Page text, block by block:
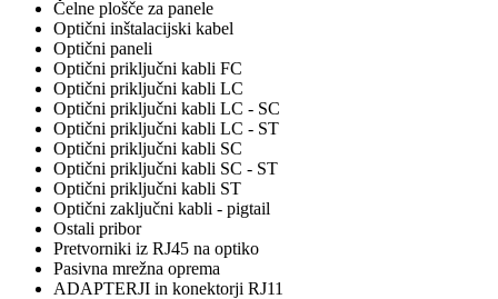
Čelne plošče za panele
Optični inštalacijski kabel
Optični paneli
Optični priključni kabli FC
Optični priključni kabli LC
Optični priključni kabli LC - SC
Optični priključni kabli LC - ST
Optični priključni kabli SC
Optični priključni kabli SC - ST
Optični priključni kabli ST
Optični zaključni kabli - pigtail
Ostali pribor
Pretvorniki iz RJ45 na optiko
Pasivna mrežna oprema
ADAPTERJI in konektorji RJ11